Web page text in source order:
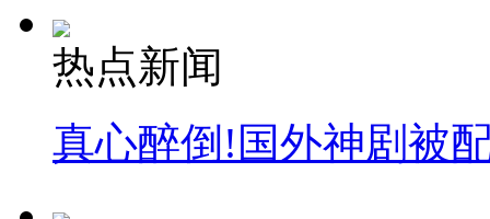
热点新闻
真心醉倒!国外神剧被